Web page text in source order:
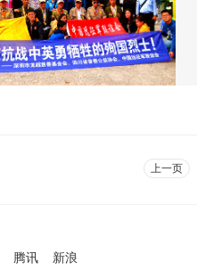
上一页
腾讯 新浪